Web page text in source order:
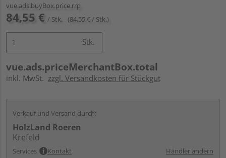
vue.ads.buyBox.price.rrp
84,55 € / Stk. (84,55 € / Stk.)
Stk.
vue.ads.priceMerchantBox.total
inkl. MwSt. zzgl. Versandkosten für Stückgut
Verkauf und Versand durch:
HolzLand Roeren
Krefeld
Services Kontakt Händler ändern